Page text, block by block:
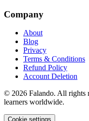
Company
About
Blog
Privacy
Terms & Conditions
Refund Policy
Account Deletion
© 2026 Falando. All rights
learners worldwide.
Cookie settings